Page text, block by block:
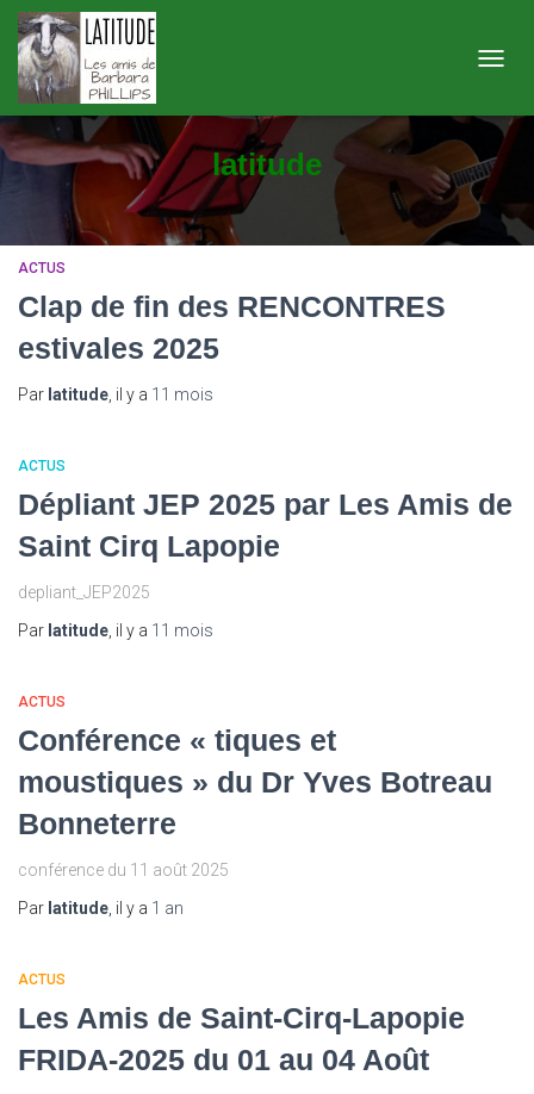
latitude
ACTUS
Clap de fin des RENCONTRES
estivales 2025
Par latitude , il y a 11 mois
ACTUS
Dépliant JEP 2025 par Les Amis de
Saint Cirq Lapopie
depliant_JEP2025
Par latitude , il y a 11 mois
ACTUS
Conférence « tiques et
moustiques » du Dr Yves Botreau
Bonneterre
conférence du 11 août 2025
Par latitude , il y a 1 an
ACTUS
Les Amis de Saint-Cirq-Lapopie
FRIDA-2025 du 01 au 04 Août